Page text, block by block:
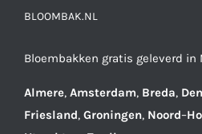
BLOOMBAK.NL
Bloembakken gratis geleverd in
Almere, Amsterdam, Breda, Den
Friesland, Groningen, Noord–